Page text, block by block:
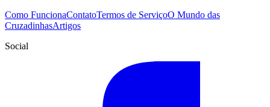
Como FuncionaContatoTermos de ServiçoO Mundo das
CruzadinhasArtigos
Social